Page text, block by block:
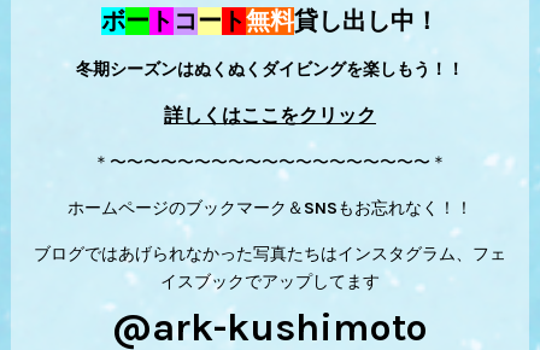
ボー ト コー ト無料貸し出し中！
冬期シーズンはぬくぬくダイビングを楽しもう！！
詳しくはここをクリック
＊〜〜〜〜〜〜〜〜〜〜〜〜〜〜〜〜〜〜〜＊
ホームページのブックマーク＆SNSもお忘れなく！！
ブログではあげられなかった写真たちはインスタグラム、フェ
イスブックでアップしてます
@ark-kushimoto